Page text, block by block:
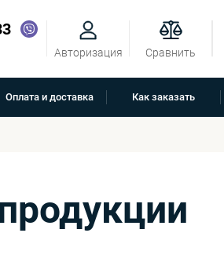
Авторизация Сравнить
Оплата и доставка Как заказать